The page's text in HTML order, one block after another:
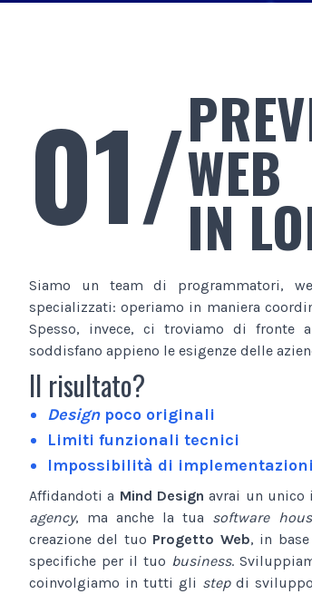
01/WEB
IN
Siamo un team di programmatori,
specializzati: operiamo in maniera
Spesso, invece, ci troviamo di fronte a
soddisfano appieno le esigenze delle
Il risultato?
Designpoco originali
Limiti funzionali tecnici
Impossibilità di implementazioni
Affidandoti a Mind Design avrai un unico
agency, ma anche la tua software
creazione del tuo Progetto Web, in
specifiche per il tuo business.
coinvolgiamo in tutti gli stepdi